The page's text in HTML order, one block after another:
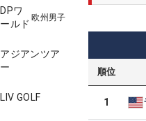
DPワ
ールド
欧州男子
アジアンツア
ー
LIV GOLF
順位
1